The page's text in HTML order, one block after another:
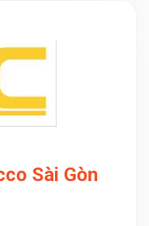
Sài Gòn